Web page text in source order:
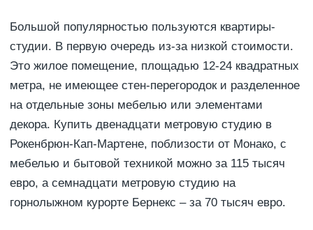
Большой популярностью пользуются квартиры-
студии. В первую очередь из-за низкой стоимости.
Это жилое помещение, площадью 12-24 квадратных
метра, не имеющее стен-перегородок и разделенное
на отдельные зоны мебелью или элементами
декора. Купить двенадцати метровую студию в
Рокенбрюн-Кап-Мартене, поблизости от Монако, с
мебелью и бытовой техникой можно за 115 тысяч
евро, а семнадцати метровую студию на
горнолыжном курорте Бернекс – за 70 тысяч евро.